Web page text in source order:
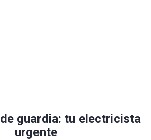
guardia: tu electricista
urgente